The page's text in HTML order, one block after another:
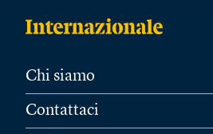
Chi siamo
Contattaci